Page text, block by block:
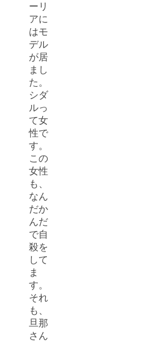
ーリ
アに
はモ
デル
が居
まし
た。
シダ
ルっ
て女
性で
す。
この
女性
も、
なん
だか
んだ
で自
殺を
して
ま
す。
それ
も、
旦那
さん